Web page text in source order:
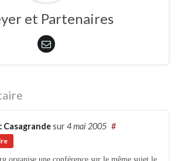
et Partenaires
Casagrandesur 4 mai 2005 #